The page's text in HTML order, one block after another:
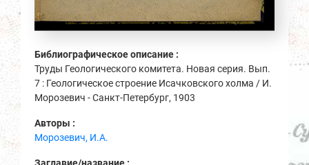
Библиографическое описание :
Труды Геологического комитета. Новая серия. Вып.
7 : Геологическое строение Исачковского холма / И.
Морозевич - Санкт-Петербург, 1903
Авторы :
Морозевич, И.А.